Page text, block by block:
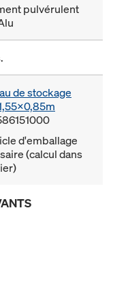
pulvérulent
de stockage
d'emballage
(calcul dans